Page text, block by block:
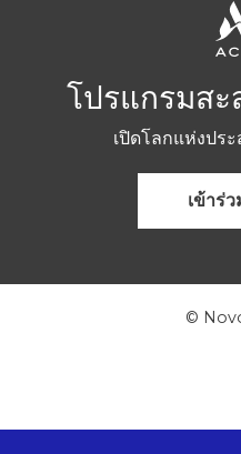
โปรแกรมสะ
เปิดโลกแห่งปร
เข้าร่
©